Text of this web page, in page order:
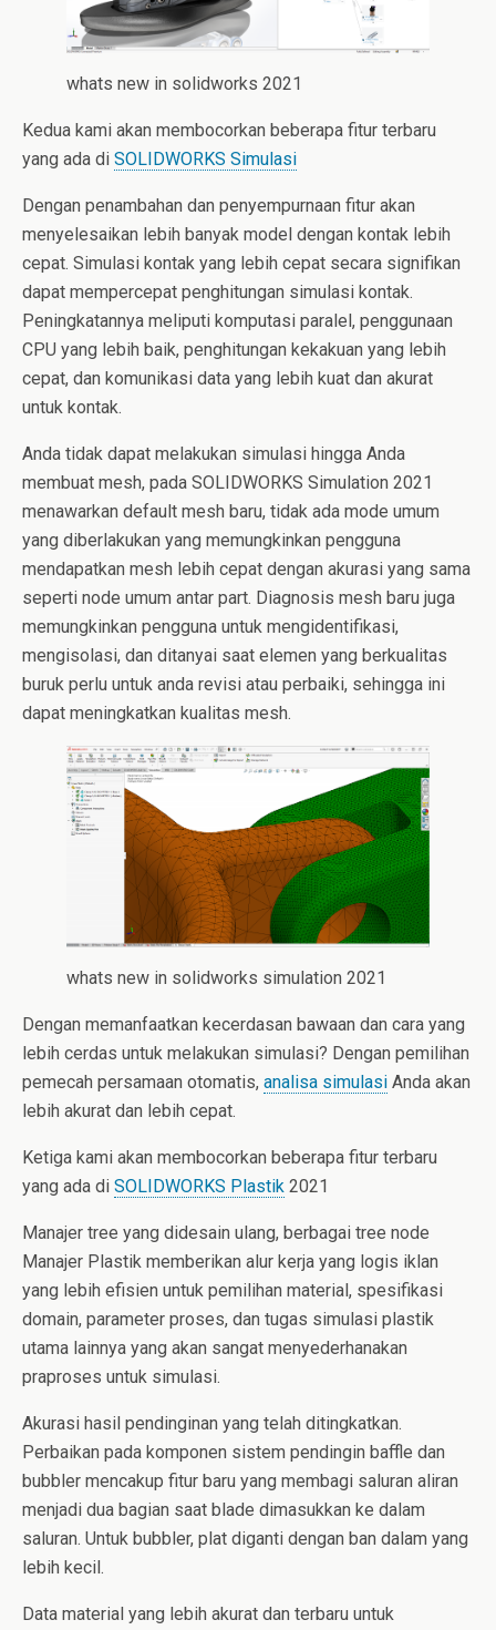
whats new in solidworks 2021
Kedua kami akan membocorkan beberapa fitur terbaru
yang ada di SOLIDWORKS Simulasi
Dengan penambahan dan penyempurnaan fitur akan
menyelesaikan lebih banyak model dengan kontak lebih
cepat. Simulasi kontak yang lebih cepat secara signifikan
dapat mempercepat penghitungan simulasi kontak.
Peningkatannya meliputi komputasi paralel, penggunaan
CPU yang lebih baik, penghitungan kekakuan yang lebih
cepat, dan komunikasi data yang lebih kuat dan akurat
untuk kontak.
Anda tidak dapat melakukan simulasi hingga Anda
membuat mesh, pada SOLIDWORKS Simulation 2021
menawarkan default mesh baru, tidak ada mode umum
yang diberlakukan yang memungkinkan pengguna
mendapatkan mesh lebih cepat dengan akurasi yang sama
seperti node umum antar part. Diagnosis mesh baru juga
memungkinkan pengguna untuk mengidentifikasi,
mengisolasi, dan ditanyai saat elemen yang berkualitas
buruk perlu untuk anda revisi atau perbaiki, sehingga ini
dapat meningkatkan kualitas mesh.
whats new in solidworks simulation 2021
Dengan memanfaatkan kecerdasan bawaan dan cara yang
lebih cerdas untuk melakukan simulasi? Dengan pemilihan
pemecah persamaan otomatis, analisa simulasi Anda akan
lebih akurat dan lebih cepat.
Ketiga kami akan membocorkan beberapa fitur terbaru
yang ada di SOLIDWORKS Plastik 2021
Manajer tree yang didesain ulang, berbagai tree node
Manajer Plastik memberikan alur kerja yang logis iklan
yang lebih efisien untuk pemilihan material, spesifikasi
domain, parameter proses, dan tugas simulasi plastik
utama lainnya yang akan sangat menyederhanakan
praproses untuk simulasi.
Akurasi hasil pendinginan yang telah ditingkatkan.
Perbaikan pada komponen sistem pendingin baffle dan
bubbler mencakup fitur baru yang membagi saluran aliran
menjadi dua bagian saat blade dimasukkan ke dalam
saluran. Untuk bubbler, plat diganti dengan ban dalam yang
lebih kecil.
Data material yang lebih akurat dan terbaru untuk